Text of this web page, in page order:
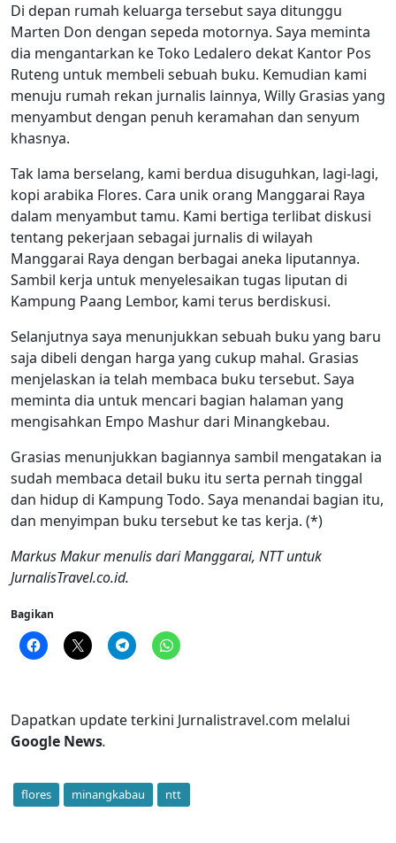
Di depan rumah keluarga tersebut saya ditunggu
Marten Don dengan sepeda motornya. Saya meminta
dia mengantarkan ke Toko Ledalero dekat Kantor Pos
Ruteng untuk membeli sebuah buku. Kemudian kami
menuju rumah rekan jurnalis lainnya, Willy Grasias yang
menyambut dengan penuh keramahan dan senyum
khasnya.
Tak lama berselang, kami berdua disuguhkan, lagi-lagi,
kopi arabika Flores. Cara unik orang Manggarai Raya
dalam menyambut tamu. Kami bertiga terlibat diskusi
tentang pekerjaan sebagai jurnalis di wilayah
Manggarai Raya dengan berbagai aneka liputannya.
Sambil kerja untuk menyelesaikan tugas liputan di
Kampung Paang Lembor, kami terus berdiskusi.
Selanjutnya saya menunjukkan sebuah buku yang baru
saja dibeli dengan harga yang cukup mahal. Grasias
menjelaskan ia telah membaca buku tersebut. Saya
meminta dia untuk mencari bagian halaman yang
mengisahkan Empo Mashur dari Minangkebau.
Grasias menunjukkan bagiannya sambil mengatakan ia
sudah membaca detail buku itu serta pernah tinggal
dan hidup di Kampung Todo. Saya menandai bagian itu,
dan menyimpan buku tersebut ke tas kerja. (*)
Markus Makur menulis dari Manggarai, NTT untuk
JurnalisTravel.co.id.
Bagikan
Dapatkan update terkini Jurnalistravel.com melalui
Google News.
flores minangkabau ntt